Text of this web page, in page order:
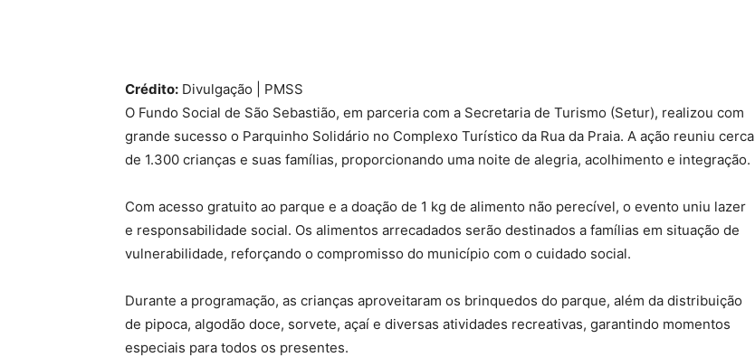
Crédito: Divulgação | PMSS
O Fundo Social de São Sebastião, em parceria com a Secretaria de Turismo (Setur), realizou com
grande sucesso o Parquinho Solidário no Complexo Turístico da Rua da Praia. A ação reuniu cerca
de 1.300 crianças e suas famílias, proporcionando uma noite de alegria, acolhimento e integração.
Com acesso gratuito ao parque e a doação de 1 kg de alimento não perecível, o evento uniu lazer
e responsabilidade social. Os alimentos arrecadados serão destinados a famílias em situação de
vulnerabilidade, reforçando o compromisso do município com o cuidado social.
Durante a programação, as crianças aproveitaram os brinquedos do parque, além da distribuição
de pipoca, algodão doce, sorvete, açaí e diversas atividades recreativas, garantindo momentos
especiais para todos os presentes.